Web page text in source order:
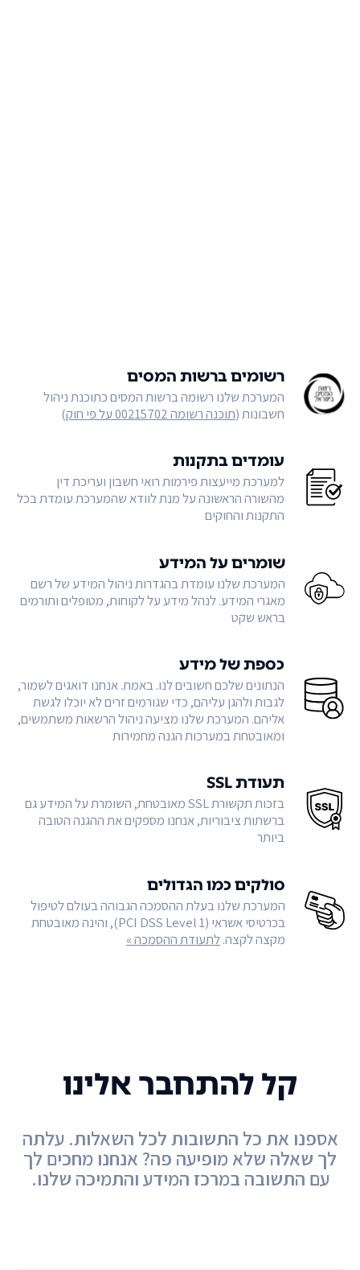
רשומים ברשות המסים
המערכת שלנו רשומה ברשות המסים כתוכנת ניהול
חשבונות (תוכנה רשומה 00215702 על פי חוק )
עומדים בתקנות
למערכת מייעצות פירמות רואי חשבון ועריכת דין
מהשורה הראשונה על מנת לוודא שהמערכת עומדת בכל
התקנות והחוקים
שומרים על המידע
המערכת שלנו עומדת בהגדרות ניהול המידע של רשם
מאגרי המידע. לנהל מידע על לקוחות, מטופלים ותורמים
בראש שקט
כספת של מידע
הנתונים שלכם חשובים לנו. באמת. אנחנו דואגים לשמור,
לגבות ולהגן עליהם, כדי שגורמים זרים לא יוכלו לגשת
אליהם. המערכת שלנו מציעה ניהול הרשאות משתמשים,
ומאובטחת במערכות הגנה מחמירות
תעודת SSL
בזכות תקשורת SSL מאובטחת, השומרת על המידע גם
ברשתות ציבוריות, אנחנו מספקים את ההגנה הטובה
ביותר
סולקים כמו הגדולים
המערכת שלנו בעלת ההסמכה הגבוהה בעולם לטיפול
בכרטיסי אשראי (PCI DSS Level 1), והינה מאובטחת
מקצה לקצה.לתעודת ההסמכה »
קל להתחבר אלינו
אספנו את כל התשובות לכל השאלות. עלתה
לך שאלה שלא מופיעה פה? אנחנו מחכים לך
עם התשובה במרכז המידע והתמיכה שלנו.